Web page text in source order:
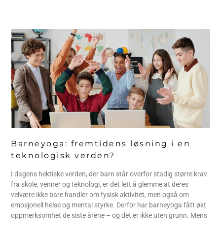
Barneyoga: fremtidens løsning i en
teknologisk verden?
I dagens hektiske verden, der barn står overfor stadig større krav
fra skole, venner og teknologi, er det lett å glemme at deres
velvære ikke bare handler om fysisk aktivitet, men også om
emosjonell helse og mental styrke. Derfor har barneyoga fått økt
oppmerksomhet de siste årene – og det er ikke uten grunn. Mens